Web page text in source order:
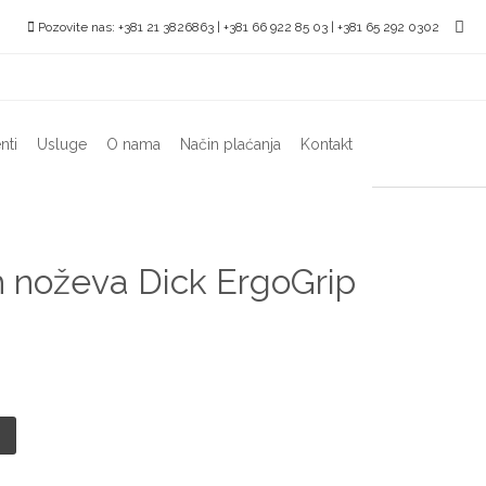
Pozovite nas: +381 21 3826863 | +381 66 922 85 03 | +381 65 292 0302
Usluge O nama Način plaćanja Kontakt
noževa Dick ErgoGrip